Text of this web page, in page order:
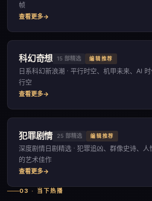
帧
查看更多
科幻奇想 15 部精选 编辑推荐
日系科幻新浪潮 · 平行时空、机甲未来、AI
行空
查看更多
犯罪剧情 25 部精选 编辑推荐
深度剧情日剧精选 · 犯罪追凶、群像史诗、
的艺术佳作
查看更多
03 · 当下热播